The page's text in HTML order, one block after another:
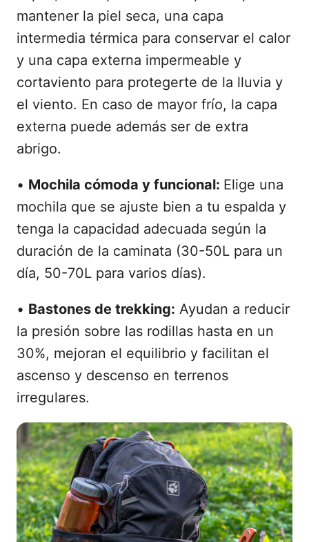
mantener la piel seca, una capa
intermedia térmica para conservar el calor
y una capa externa impermeable y
cortaviento para protegerte de la lluvia y
el viento. En caso de mayor frío, la capa
externa puede además ser de extra
abrigo.
• Mochila cómoda y funcional: Elige una
mochila que se ajuste bien a tu espalda y
tenga la capacidad adecuada según la
duración de la caminata (30-50L para un
día, 50-70L para varios días).
• Bastones de trekking: Ayudan a reducir
la presión sobre las rodillas hasta en un
30%, mejoran el equilibrio y facilitan el
ascenso y descenso en terrenos
irregulares.